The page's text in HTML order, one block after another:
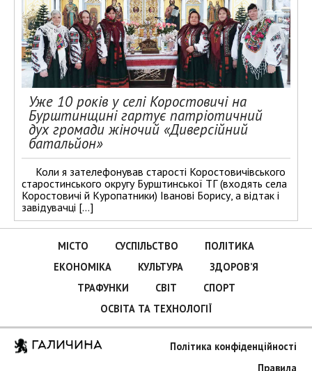
Уже 10 років у селі Коростовичі на
Бурштинщині гартує патріотичний
дух громади жіночий «Диверсійний
батальйон»
Коли я зателефонував старості Коростовичівського
старостинського округу Бурштинської ТГ (входять села
Коростовичі й Куропатники) Іванові Борису, а відтак і
завідувачці […]
МІСТО СУСПІЛЬСТВО
ПОЛІТИКА
ЕКОНОМІКА
КУЛЬТУРА
ЗДОРОВ’Я
ТРАФУНКИ
СВІТ
СПОРТ
ОСВІТА ТА ТЕХНОЛОГІЇ
ГАЛИЧИНА
Політика конфіденційності
Правила